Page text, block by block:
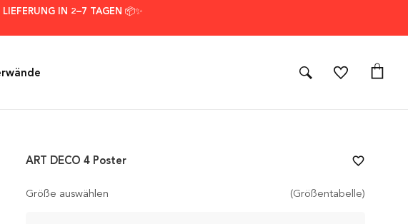
IN 2–7 TAGEN 📦✨
Größe auswählen (Größentabelle)
ART DECO 4 Poster favorite_border